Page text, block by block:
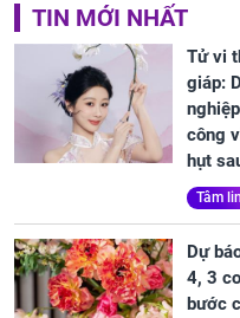
TIN MỚI NHẤT
Tử vi
giáp:
công
hụt
Tâm
Dự
4, 3
bước